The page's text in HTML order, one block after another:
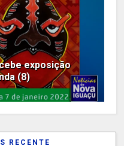
exposição
(8)
RECENTE